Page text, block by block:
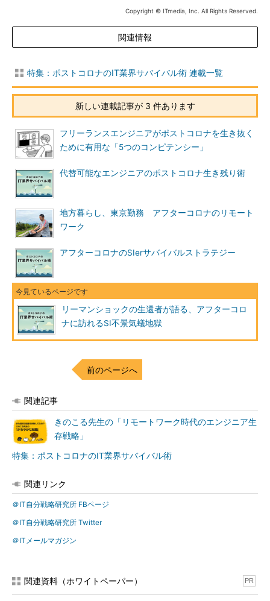
Copyright © ITmedia, Inc. All Rights Reserved.
関連情報
特集：ポストコロナのIT業界サバイバル術 連載一覧
新しい連載記事が 3 件あります
フリーランスエンジニアがポストコロナを生き抜く
ために有用な「5つのコンピテンシー」
代替可能なエンジニアのポストコロナ生き残り術
地方暮らし、東京勤務 アフターコロナのリモート
ワーク
アフターコロナのSIerサバイバルストラテジー
リーマンショックの生還者が語る、アフターコロ
ナに訪れるSI不景気蟻地獄
前のページへ
関連記事
きのこる先生の「リモートワーク時代のエンジニア生
存戦略」
特集：ポストコロナのIT業界サバイバル術
関連リンク
＠IT自分戦略研究所 FBページ
＠IT自分戦略研究所 Twitter
＠ITメールマガジン
関連資料（ホワイトペーパー） PR